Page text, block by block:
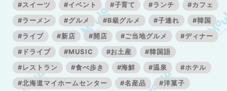
#スイーツ #イベント #子育て #ランチ
#カフェ
#ラーメン
#グルメ #B級グルメ #子連れ
#韓国
#ライブ
#新店 #開店 #ご当地グルメ
#ディナー
#ドライブ
#MUSIC #お土産
#韓国語
#レストラン
#食べ歩き #海鮮 #温泉
#ホテル
#北海道マイホームセンター
#名産品
#洋菓子